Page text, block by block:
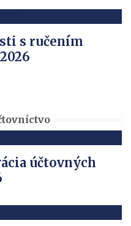
s ručením
účtovných